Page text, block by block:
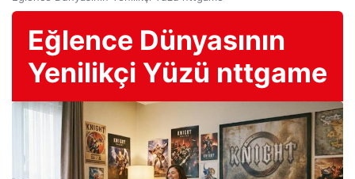
Eğlence Dünyasının
Yenilikçi Yüzü nttgame